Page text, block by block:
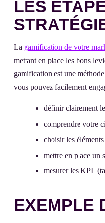
LES
La gamification de votre
mettant en place les bons
gamification est une
vous pouvez facilement
définir clairement
comprendre votre
choisir les
mettre en place un
mesurer les KPI
EXEMPLE